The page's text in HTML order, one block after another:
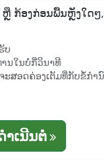
ກ້ອງກ່ອນພື້ນຫຼັງໃດໆ
ບ
ນໃນບໍ່ກີ່ວິນາທີ
ະສອດຄ່ອງເຕັມທີ່ກັບຂໍ້ກໍ
ເນີນຕໍ່